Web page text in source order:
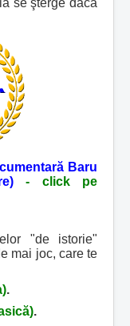
se şterge dacă
Baru
- click pe
"de istorie"
mai joc, care te
.
.